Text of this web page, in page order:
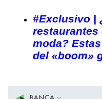
#Exclusivo |
restaurantes
moda?
del «boom»